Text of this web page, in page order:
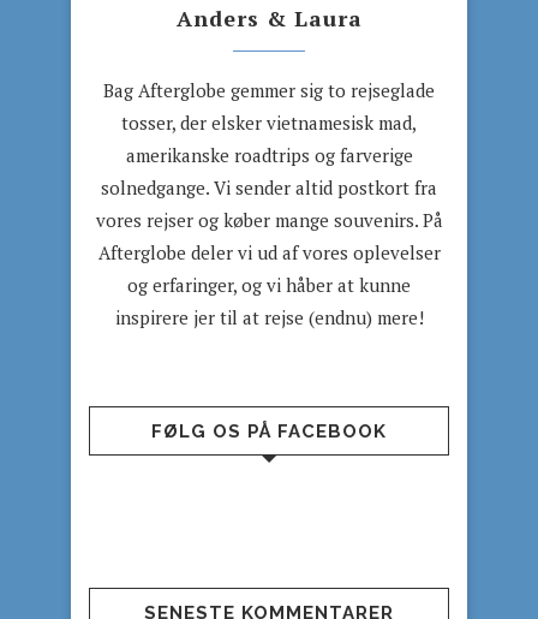
Anders & Laura
Bag Afterglobe gemmer sig to rejseglade
tosser, der elsker vietnamesisk mad,
amerikanske roadtrips og farverige
solnedgange. Vi sender altid postkort fra
vores rejser og køber mange souvenirs. På
Afterglobe deler vi ud af vores oplevelser
og erfaringer, og vi håber at kunne
inspirere jer til at rejse (endnu) mere!
FØLG OS PÅ FACEBOOK
SENESTE KOMMENTARER